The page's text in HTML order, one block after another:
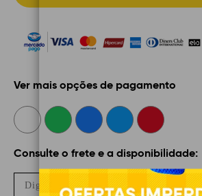
Ver mais opções de pagamento
Consulte o frete e a disponibilidade:
OK Não sei